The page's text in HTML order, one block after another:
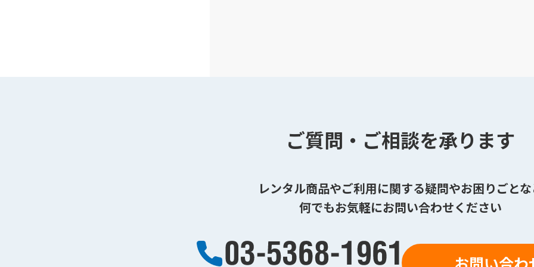
ご質問・ご相談を承ります
レンタル商品やご利用に関する疑問やお困りごと
何でもお気軽にお問い合わせください